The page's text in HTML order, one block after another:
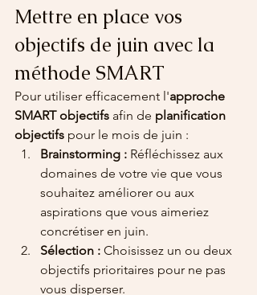
Mettre en place vos
objectifs de juin avec la
méthode SMART
Pour utiliser efficacement l'approche
SMART objectifs afin de planification
objectifs pour le mois de juin :
Brainstorming : Réfléchissez aux
domaines de votre vie que vous
souhaitez améliorer ou aux
aspirations que vous aimeriez
concrétiser en juin.
Sélection : Choisissez un ou deux
objectifs prioritaires pour ne pas
vous disperser.